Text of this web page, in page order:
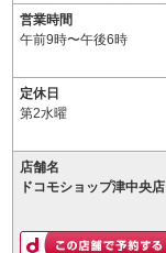
営業時間
午前9時〜午後6時
定休日
第2水曜
店舗名
ドコモショップ津中央店